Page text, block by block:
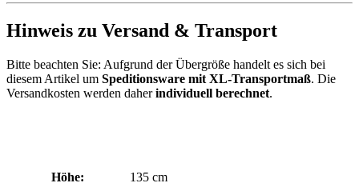
Hinweis zu Versand & Transport
Bitte beachten Sie: Aufgrund der Übergröße handelt es sich bei
diesem Artikel um Speditionsware mit XL-Transportmaß. Die
Versandkosten werden daherindividuell berechnet.
Höhe:
135 cm